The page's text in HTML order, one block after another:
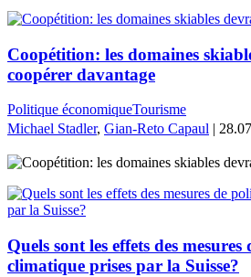
Coopétition: les domaines
coopérer davantage
Politique économiqueTourisme
Michael Stadler, Gian-Reto Capaul |
Quels sont les effets des
climatique prises par la Suisse?